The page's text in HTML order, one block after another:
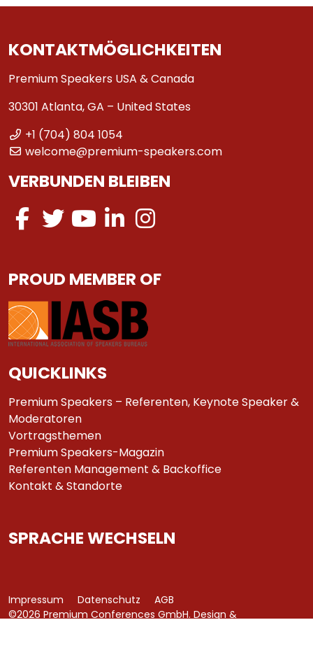
KONTAKTMÖGLICHKEITEN
Premium Speakers USA & Canada
30301 Atlanta, GA – United States
+1 (704) 804 1054
welcome@premium-speakers.com
VERBUNDEN BLEIBEN
PROUD MEMBER OF
QUICKLINKS
Premium Speakers – Referenten, Keynote Speaker &
Moderatoren
Vortragsthemen
Premium Speakers-Magazin
Referenten Management & Backoffice
Kontakt & Standorte
SPRACHE WECHSELN
©2026 Premium Conferences GmbH. Design &
Impressum Datenschutz AGB